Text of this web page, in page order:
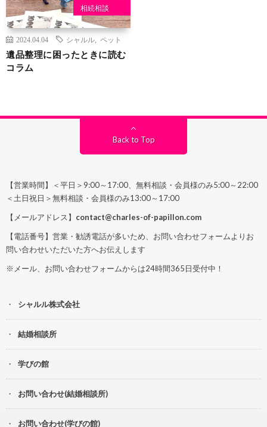
相続相談
2024.04.04 シャルル ペット
遺品整理に困ったときに読む
コラム
Back to Top
【営業時間】＜平日＞9:00～17:00、無料相談・会員様のみ5:00～22:00
＜土日祝日＞無料相談・会員様のみ13:00～17:00
【メールアドレス】 contact@charles-of-papillon.com
【電話番号】営業・勧誘電話が多いため、お問い合わせフォームよりお
問い合わせいただいた方へお伝えします
※メール、お問い合わせフォームからは24時間365日受付中！
シャルル株式会社
結婚相談所
学びの館
お問い合わせ(結婚相談所)
お問い合わせ(学びの館)